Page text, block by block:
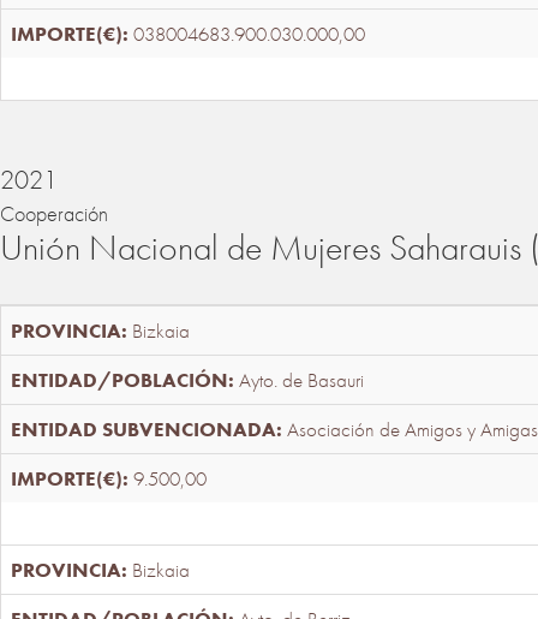
038004683.900.030.000,00
2021
Cooperación
Unión Nacional de Mujeres
Bizkaia
Ayto. de Basauri
Asociación de Amigos y
9.500,00
Bizkaia